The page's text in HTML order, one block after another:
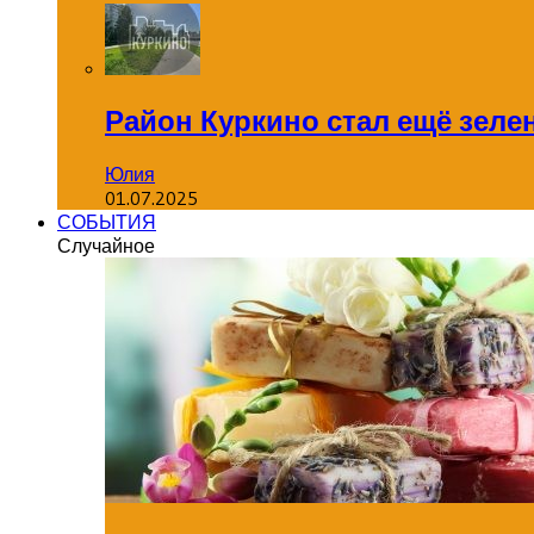
Район Куркино стал ещё
Юлия
01.07.2025
СОБЫТИЯ
Случайное